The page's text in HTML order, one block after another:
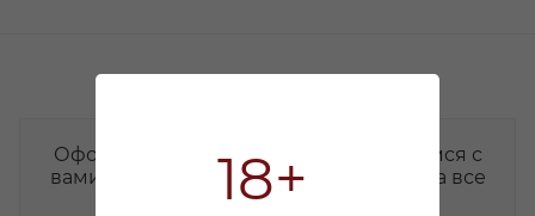
18+
Оформите заявку на сайте, мы свяжемся с
вами в ближайшее время и ответим на все
интересующие вопросы.